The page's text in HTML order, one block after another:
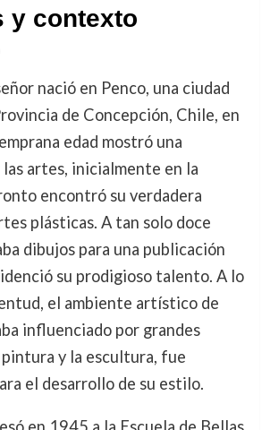
y contexto
nació en Penco, una ciudad
de Concepción, Chile, en
edad mostró una
artes, inicialmente en la
encontró su verdadera
plásticas. A tan solo doce
dibujos para una publicación
su prodigioso talento. A lo
el ambiente artístico de
influenciado por grandes
y la escultura, fue
el desarrollo de su estilo.